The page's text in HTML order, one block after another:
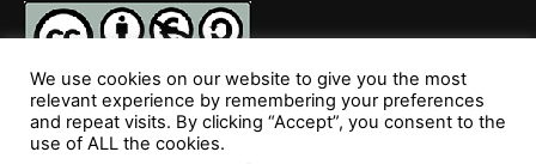
SÍGUENOS
We use cookies on our website to give you the most
relevant experience by remembering your preferences
and repeat visits. By clicking “Accept”, you consent to the
use of ALL the cookies.